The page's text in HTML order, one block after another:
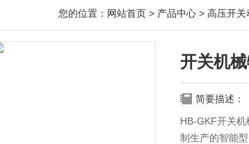
您的位置： 网站首页 > 产品中心 > 高压开关
开关机
简要描述：
HB-GKF开关
制生产的智能